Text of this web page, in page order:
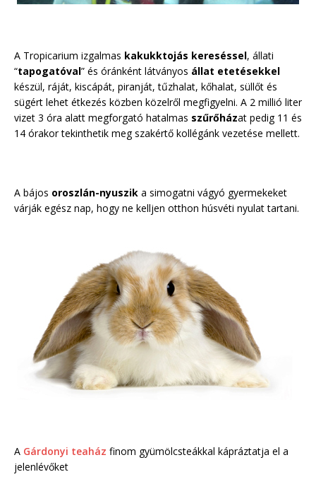
A Tropicarium izgalmas kakukktojás kereséssel, állati
“tapogatóval” és óránként látványos állat etetésekkel
készül, ráját, kiscápát, piranját, tűzhalat, kőhalat, süllőt és
sügért lehet étkezés közben közelről megfigyelni. A 2 millió liter
vizet 3 óra alatt megforgató hatalmas szűrőházat pedig 11 és
14 órakor tekinthetik meg szakértő kollégánk vezetése mellett.
A bájos oroszlán-nyuszik a simogatni vágyó gyermekeket
várják egész nap, hogy ne kelljen otthon húsvéti nyulat tartani.
A Gárdonyi teaház finom gyümölcsteákkal kápráztatja el a
jelenlévőket